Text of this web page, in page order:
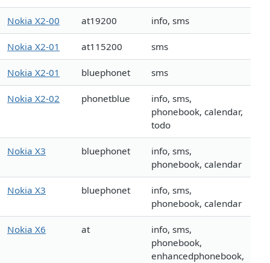
Nokia X2-00 at19200 info, sms
Nokia X2-01 at115200 sms
Nokia X2-01 bluephonet sms
Nokia X2-02 phonetblue
info, sms,
phonebook, calendar,
todo
Nokia X3 bluephonet
info, sms,
phonebook, calendar
Nokia X3 bluephonet
info, sms,
phonebook, calendar
Nokia X6 at
info, sms,
phonebook,
enhancedphonebook,